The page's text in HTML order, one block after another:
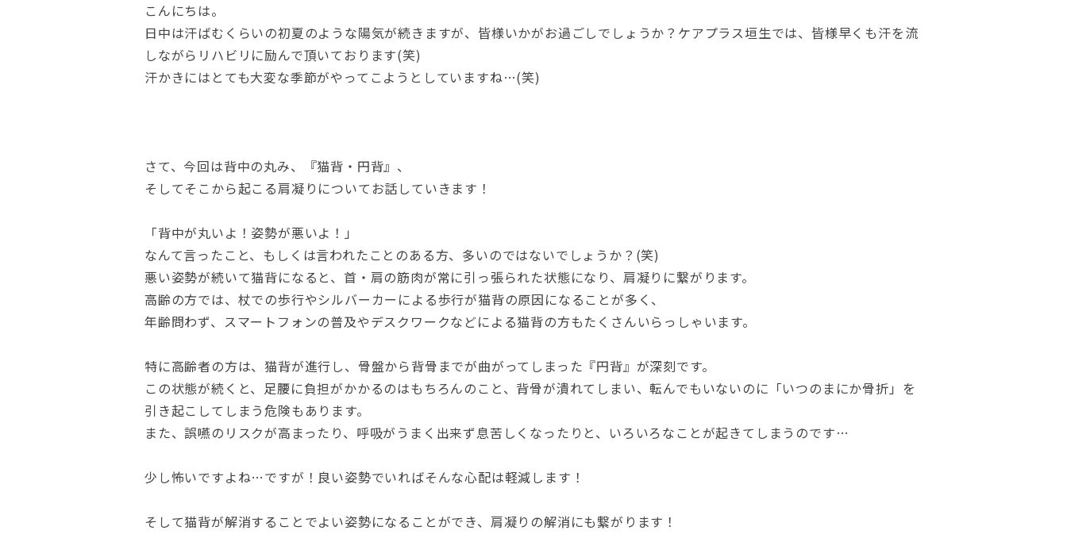
こんにちは。
日中は汗ばむくらいの初夏のような陽気が続きますが、皆様いかがお過ごしでしょうか？ケアプラス垣生では、皆様早くも汗を流
しながらリハビリに励んで頂いております(笑)
汗かきにはとても大変な季節がやってこようとしていますね…(笑)
さて、今回は背中の丸み、『猫背・円背』、
そしてそこから起こる肩凝りについてお話していきます！
「背中が丸いよ！姿勢が悪いよ！」
なんて言ったこと、もしくは言われたことのある方、多いのではないでしょうか？(笑)
悪い姿勢が続いて猫背になると、首・肩の筋肉が常に引っ張られた状態になり、肩凝りに繋がります。
高齢の方では、杖での歩行やシルバーカーによる歩行が猫背の原因になることが多く、
年齢問わず、スマートフォンの普及やデスクワークなどによる猫背の方もたくさんいらっしゃいます。
特に高齢者の方は、猫背が進行し、骨盤から背骨までが曲がってしまった『円背』が深刻です。
この状態が続くと、足腰に負担がかかるのはもちろんのこと、背骨が潰れてしまい、転んでもいないのに「いつのまにか骨折」を
引き起こしてしまう危険もあります。
また、誤嚥のリスクが高まったり、呼吸がうまく出来ず息苦しくなったりと、いろいろなことが起きてしまうのです…
少し怖いですよね…ですが！良い姿勢でいればそんな心配は軽減します！
そして猫背が解消することでよい姿勢になることができ、肩凝りの解消にも繋がります！